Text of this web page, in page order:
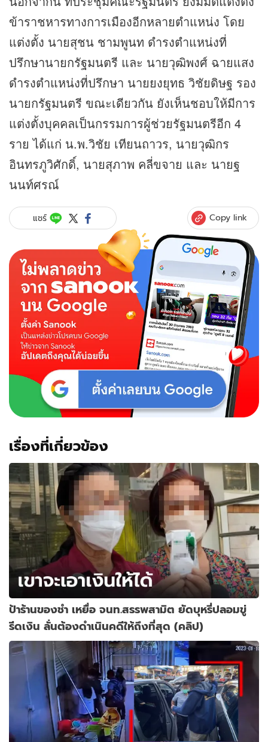
ข้าราชหารทางการเมืองอีกหลายตำแหน่ง โดย
แต่งตั้ง นายสุชน ชามพูนท ดำรงตำแหน่งที่
ปรึกษานายกรัฐมนตรี และ นายวุฒิพงศ์ ฉายแสง
ดำรงตำแหน่งที่ปรึกษา นายยงยุทธ วิชัยดิษฐ รอง
นายกรัฐมนตรี ขณะเดียวกัน ยังเห็นชอบให้มีการ
แต่งตั้งบุคคลเป็นกรรมการผู้ช่วยรัฐมนตรีอีก 4
ราย ได้แก่ น.พ.วิชัย เทียนถาวร, นายวุฒิกร
อินทรภูวิศักดิ์, นายสุภาพ คลี่ขจาย และ นายฐ
นนท์ศรณ์
แชร์ Copy link
เรื่องที่เกี่ยวข้อง
ป้าร้านของชำ เหยื่อ จนท.สรรพสามิต ยัดบุหรี่ปลอมขู่
รีดเงิน ลั่นต้องดำเนินคดีให้ถึงที่สุด (คลิป)